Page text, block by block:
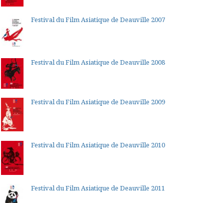
Festival du Film Asiatique de Deauville 2007
Festival du Film Asiatique de Deauville 2008
Festival du Film Asiatique de Deauville 2009
Festival du Film Asiatique de Deauville 2010
Festival du Film Asiatique de Deauville 2011